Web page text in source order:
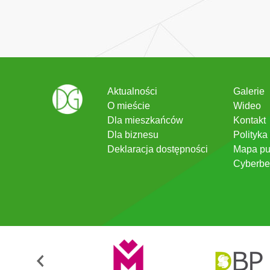
Aktualności
O mieście
Dla mieszkańców
Dla biznesu
Deklaracja dostępności
Galerie
Wideo
Kontakt
Mapa